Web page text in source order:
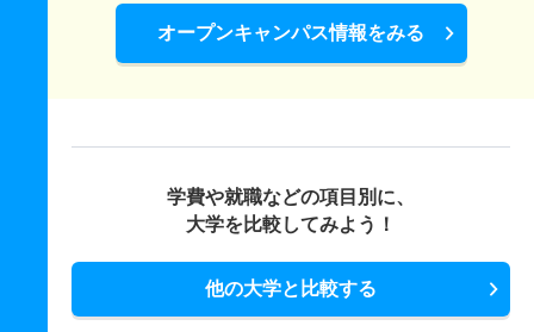
オープンキャンパス情報をみる
学費や就職などの項目別に、
大学を比較してみよう！
他の大学と比較する